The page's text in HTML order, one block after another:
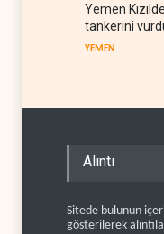
Yemen
tankerini
YEMEN
Alıntı
Sitede bulunun
gösterilerek